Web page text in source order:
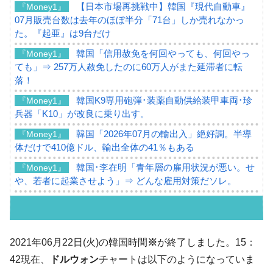
『Money1』
【日本市場再挑戦中】韓国『現代自動車』
07月販売台数は去年のほぼ半分「71台」しか売れなかっ
た。『起亜』は9台だけ
『Money1』
韓国「信用赦免を何回やっても、何回やっ
ても」⇒ 257万人赦免したのに60万人がまた延滞者に転
落！
『Money1』
韓国K9専用砲弾･装薬自動供給装甲車両･珍
兵器「K10」が改良に乗り出す。
『Money1』
韓国「2026年07月の輸出入」絶好調。半導
体だけで410億ドル、輸出全体の41％もある
『Money1』
韓国･李在明「青年層の雇用状況が悪い。せ
や、若者に起業させよう」⇒ どんな雇用対策だソレ。
韓国「ここは北朝鮮なのか。選管がサーバ
ーにウソのデータを入力したのは明白だ」
2021年06月22日(火)の韓国時間 ※が終了しました。15：
42現在、
ドルウォンチャートは以下のようになっていま